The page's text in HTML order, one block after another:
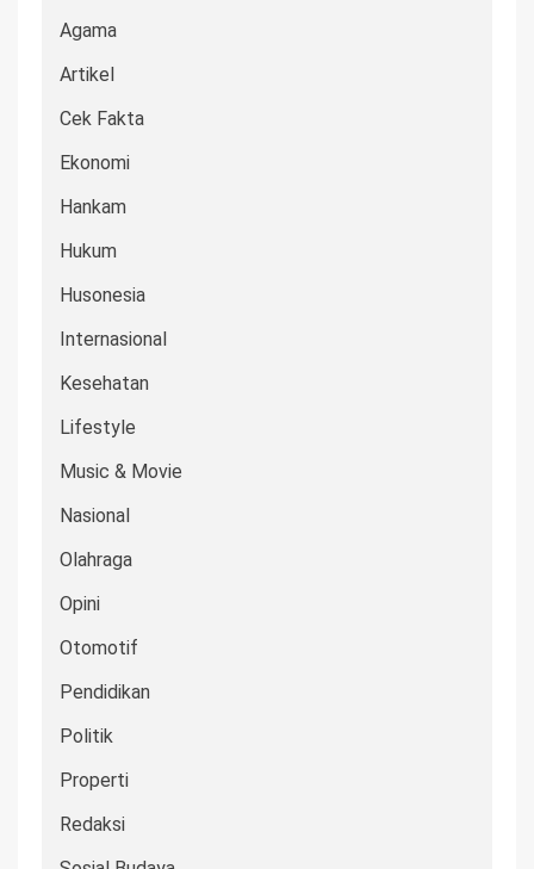
Agama
Artikel
Cek Fakta
Ekonomi
Hankam
Hukum
Husonesia
Internasional
Kesehatan
Lifestyle
Music & Movie
Nasional
Olahraga
Opini
Otomotif
Pendidikan
Politik
Properti
Redaksi